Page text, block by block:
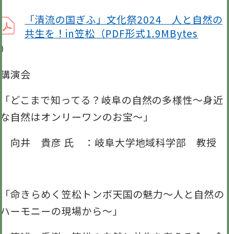
「清流の国ぎふ」文化祭2024 人と自然の
共生を！in笠松（PDF形式1.9MBytes
）
講演会
「どこまで知ってる？岐阜の自然の多様性～身近
な自然はオンリーワンのお宝～」
向井 貴彦 氏 ：岐阜大学地域科学部 教授
「命きらめく笠松トンボ天国の魅力～人と自然の
ハーモニーの現場から～」